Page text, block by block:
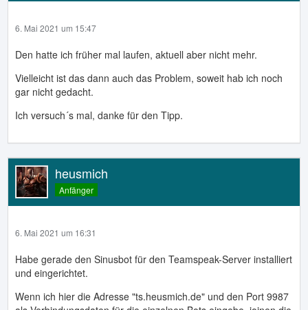
6. Mai 2021 um 15:47
Den hatte ich früher mal laufen, aktuell aber nicht mehr.
Vielleicht ist das dann auch das Problem, soweit hab ich noch
gar nicht gedacht.
Ich versuch´s mal, danke für den Tipp.
heusmich
Anfänger
6. Mai 2021 um 16:31
Habe gerade den Sinusbot für den Teamspeak-Server installiert
und eingerichtet.
Wenn ich hier die Adresse "ts.heusmich.de" und den Port 9987